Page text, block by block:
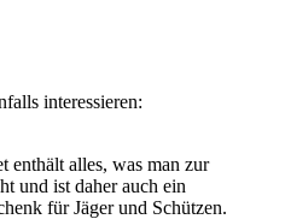
interessieren:
enthält alles, was man zur
und ist daher auch ein
für Jäger und Schützen.